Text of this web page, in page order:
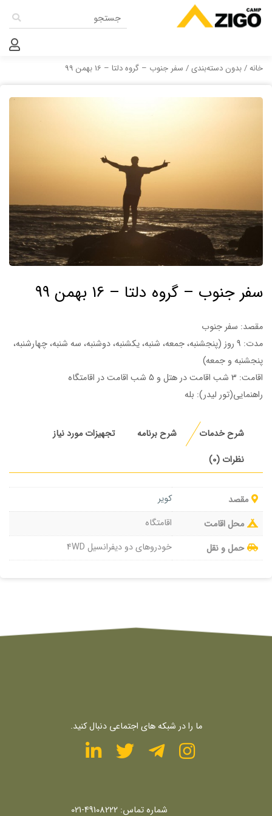
خانه/بدون دسته‌بندی/ سفر جنوب – گروه دلتا – 16 بهمن 99
سفر جنوب – گروه دلتا – 16 بهمن 99
مقصد: سفر جنوب
مدت: 9 روز (پنجشنبه، جمعه، شنبه، یکشنبه، دوشنبه، سه شنبه، چهارشنبه،
پنجشنبه و جمعه)
اقامت: 3 شب اقامت در هتل و 5 شب اقامت در اقامتگاه
راهنمایی(تور لیدر): بله
شرح خدمات شرح برنامه
تجهیزات مورد نیاز
نظرات (0)
مقصد
كوير
محل اقامت
اقامتگاه
حمل و نقل
خودروهای دو دیفرانسیل 4WD
ما را در شبکه های اجتماعی دنبال کنید.
شماره تماس: 49108222-021